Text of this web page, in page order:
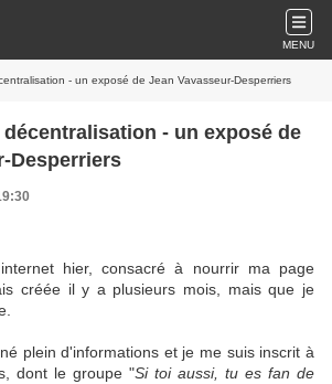
MENU
- un exposé de Jean Vavasseur-Desperriers
- un exposé de
Desperriers
hier, consacré à nourrir ma page
créée il y a plusieurs mois, mais que je
plein d'informations et je me suis inscrit à
dont le groupe "Si toi aussi, tu es fan de